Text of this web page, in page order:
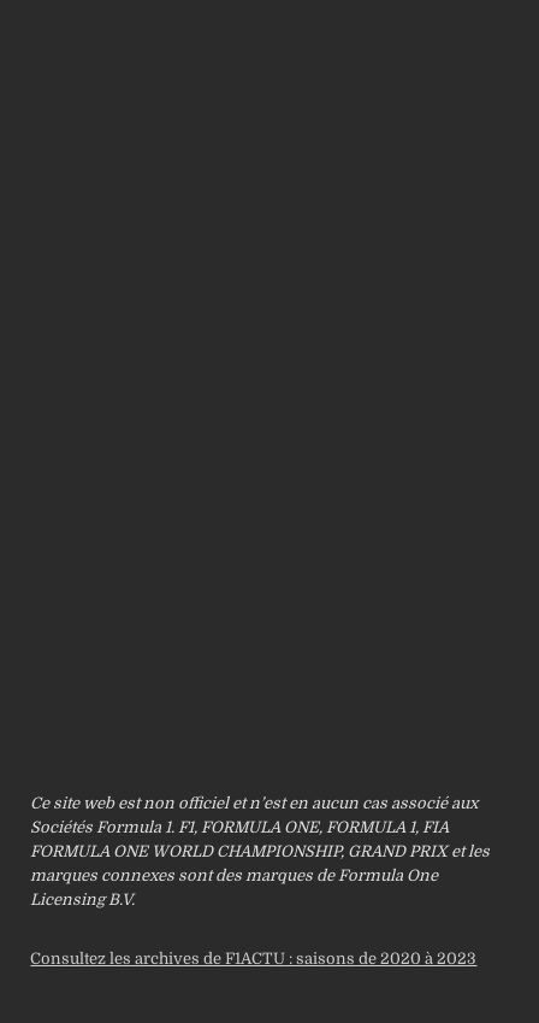
Ce site web est non officiel et n’est en aucun cas associé aux
Sociétés Formula 1. F1, FORMULA ONE, FORMULA 1, FIA
FORMULA ONE WORLD CHAMPIONSHIP, GRAND PRIX et les
marques connexes sont des marques de Formula One
Licensing B.V.
Consultez les archives de F1ACTU : saisons de 2020 à 2023